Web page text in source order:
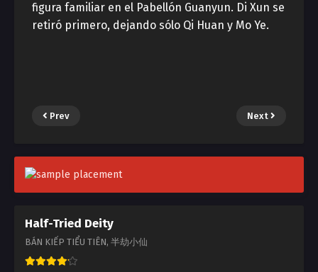
figura familiar en el Pabellón Guanyun. Di Xun se
retiró primero, dejando sólo Qi Huan y Mo Ye.
Prev Next
Half-Tried Deity
BÁN KIẾP TIỂU TIÊN, 半劫小仙